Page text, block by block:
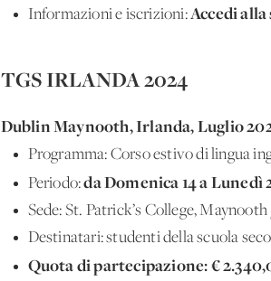
Informazioni e iscrizioni:Accedi
TGS IRLANDA 2024
Dublin Maynooth, Irlanda, Luglio
Programma: Corso estivo di lingua
Periodo:da Domenica 14 a Lunedì
Sede: St. Patrick’s College,
Destinatari: studenti della scuola
Quota di partecipazione:€